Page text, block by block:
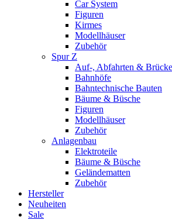
Car System
Figuren
Kirmes
Modellhäuser
Zubehör
Spur Z
Auf-, Abfahrten &
Bahnhöfe
Bahntechnische Bauten
Bäume & Büsche
Figuren
Modellhäuser
Zubehör
Anlagenbau
Elektroteile
Bäume & Büsche
Geländematten
Zubehör
Hersteller
Neuheiten
Sale